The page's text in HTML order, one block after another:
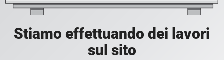
Stiamo effettuando dei lavori
sul sito